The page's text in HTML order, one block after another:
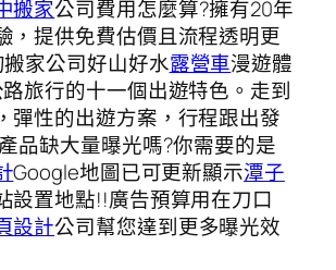
搬家公司費用怎麼算?擁有20年
，提供免費估價且流程透明更
家公司好山好水露營車漫遊體
旅行的十一個出遊特色。走到
彈性的出遊方案，行程跟出發
品缺大量曝光嗎?你需要的是
Google地圖已可更新顯示潭子
設置地點!!廣告預算用在刀口
設計公司幫您達到更多曝光效